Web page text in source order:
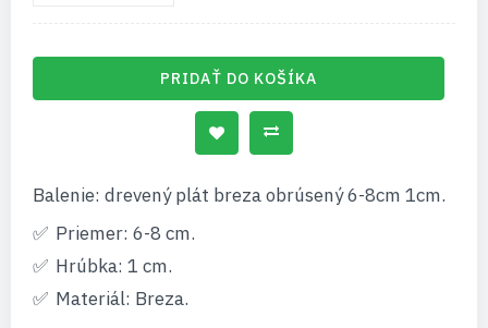
PRIDAŤ DO KOŠÍKA
Balenie: drevený plát breza obrúsený 6-8cm 1cm.
Priemer: 6-8 cm.
Hrúbka: 1 cm.
Materiál: Breza.